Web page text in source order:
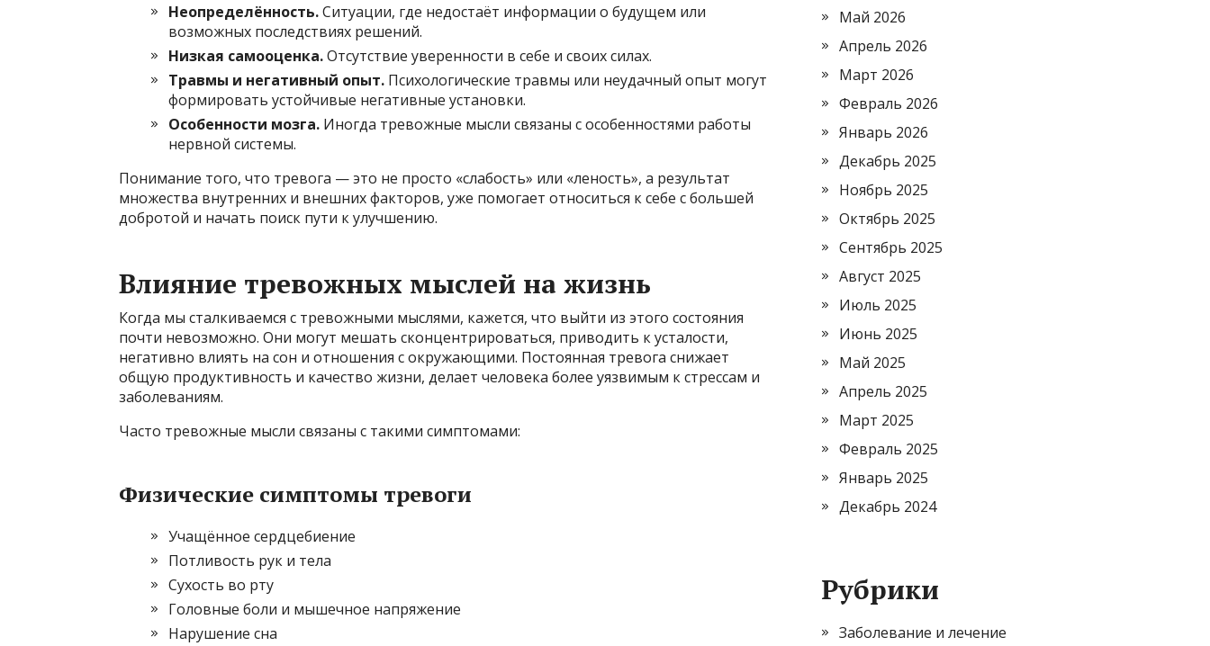
Неопределённость.Ситуации, где недостаёт информации о будущем или
возможных последствиях решений.
Низкая самооценка.Отсутствие уверенности в себе и своих силах.
Травмы и негативный опыт. Психологические травмы или неудачный опыт могут
формировать устойчивые негативные установки.
Особенности мозга. Иногда тревожные мысли связаны с особенностями работы
нервной системы.
Понимание того, что тревога — это не просто «слабость» или «леность», а результат
множества внутренних и внешних факторов, уже помогает относиться к себе с большей
добротой и начать поиск пути к улучшению.
Влияние тревожных мыслей на жизнь
Когда мы сталкиваемся с тревожными мыслями, кажется, что выйти из этого состояния
почти невозможно. Они могут мешать сконцентрироваться, приводить к усталости,
негативно влиять на сон и отношения с окружающими. Постоянная тревога снижает
общую продуктивность и качество жизни, делает человека более уязвимым к стрессам и
заболеваниям.
Часто тревожные мысли связаны с такими симптомами:
Физические симптомы тревоги
Учащённое сердцебиение
Потливость рук и тела
Сухость во рту
Головные боли и мышечное напряжение
Нарушение сна
Май 2026
Апрель 2026
Март 2026
Февраль 2026
Январь 2026
Декабрь 2025
Ноябрь 2025
Октябрь 2025
Сентябрь 2025
Август 2025
Июль 2025
Июнь 2025
Май 2025
Апрель 2025
Март 2025
Февраль 2025
Январь 2025
Декабрь 2024
Рубрики
Заболевание и лечение